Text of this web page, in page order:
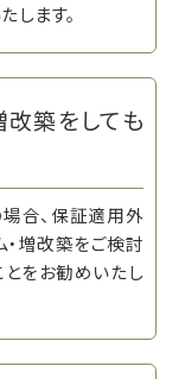
します。
改築をしても
合、保証適用外
・増改築をご検討
をお勧めいたし